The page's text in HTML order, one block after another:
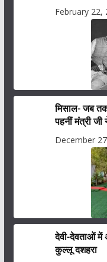
February 22,
मिसाल- जब
पहनीं मंत्री
December
देवी-देवताओं
कुल्लू दशहरा